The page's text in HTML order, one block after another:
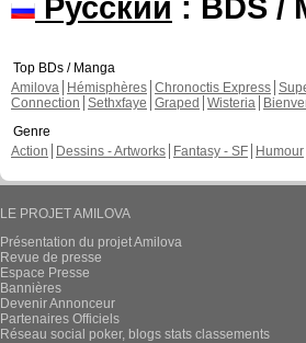
Top BDs / Manga
Amilova
Hémisphères Chronoctis Express
Connection Sethxfaye Graped Wisteria
Genre
Action
Dessins - Artworks Fantasy - SF Humour
LE PROJET AMILOVA
Présentation du projet Amilova
Revue de presse
Espace Presse
Bannières
Devenir Annonceur
Partenaires Officiels
Réseau social poker, blogs stats classements